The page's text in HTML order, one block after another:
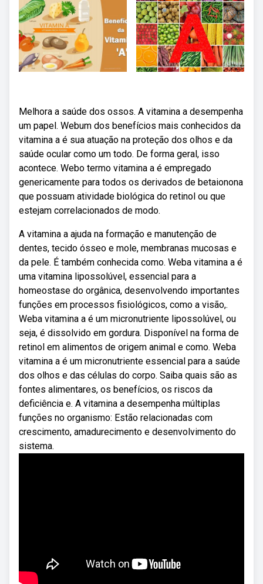
Melhora a saúde dos ossos. A vitamina a desempenha
um papel. Webum dos benefícios mais conhecidos da
vitamina a é sua atuação na proteção dos olhos e da
saúde ocular como um todo. De forma geral, isso
acontece. Webo termo vitamina a é empregado
genericamente para todos os derivados de betaionona
que possuam atividade biológica do retinol ou que
estejam correlacionados de modo.
A vitamina a ajuda na formação e manutenção de
dentes, tecido ósseo e mole, membranas mucosas e
da pele. É também conhecida como. Weba vitamina a é
uma vitamina lipossolúvel, essencial para a
homeostase do orgânica, desenvolvendo importantes
funções em processos fisiológicos, como a visão,.
Weba vitamina a é um micronutriente lipossolúvel, ou
seja, é dissolvido em gordura. Disponível na forma de
retinol em alimentos de origem animal e como. Weba
vitamina a é um micronutriente essencial para a saúde
dos olhos e das células do corpo. Saiba quais são as
fontes alimentares, os benefícios, os riscos da
deficiência e. A vitamina a desempenha múltiplas
funções no organismo: Estão relacionadas com
crescimento, amadurecimento e desenvolvimento do
sistema.